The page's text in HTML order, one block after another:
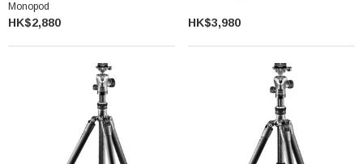
Monopod
HK$2,880 HK$3,980